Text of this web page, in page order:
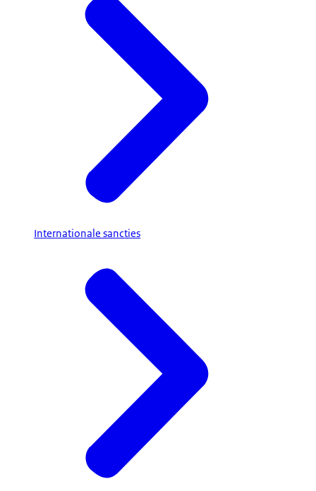
Internationale sancties